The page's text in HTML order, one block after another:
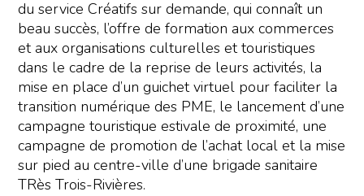
du service Créatifs sur demande, qui connaît un
beau succès, l’offre de formation aux commerces
et aux organisations culturelles et touristiques
dans le cadre de la reprise de leurs activités, la
mise en place d’un guichet virtuel pour faciliter la
transition numérique des PME, le lancement d’une
campagne touristique estivale de proximité, une
campagne de promotion de l’achat local et la mise
sur pied au centre-ville d’une brigade sanitaire
TRès Trois-Rivières.